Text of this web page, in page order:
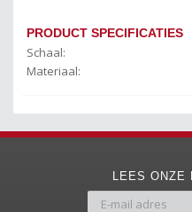
PRODUCT SPECIFICATIES
Schaal:
Materiaal:
LEES